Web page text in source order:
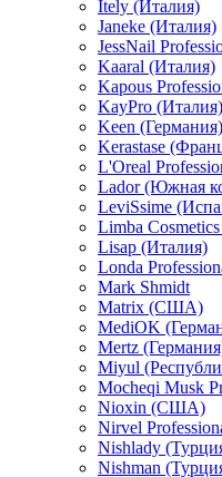
Itely (Италия)
Janeke (Италия)
JessNail
Kaaral (Италия)
Kapous
KayPro (Италия)
Keen (Германия)
Kerastase
L'Oreal
Lador (Южная
LeviSsime
Limba
Lisap (Италия)
Londa
Mark Shmidt
Matrix (США)
MediOK
Mertz
Miyul
Mocheqi Musk
Nioxin (США)
Nirvel
Nishlady
Nishman